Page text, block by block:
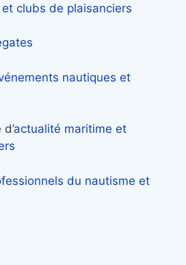
clubs de plaisanciers
nautiques et
actualité maritime et
du nautisme et